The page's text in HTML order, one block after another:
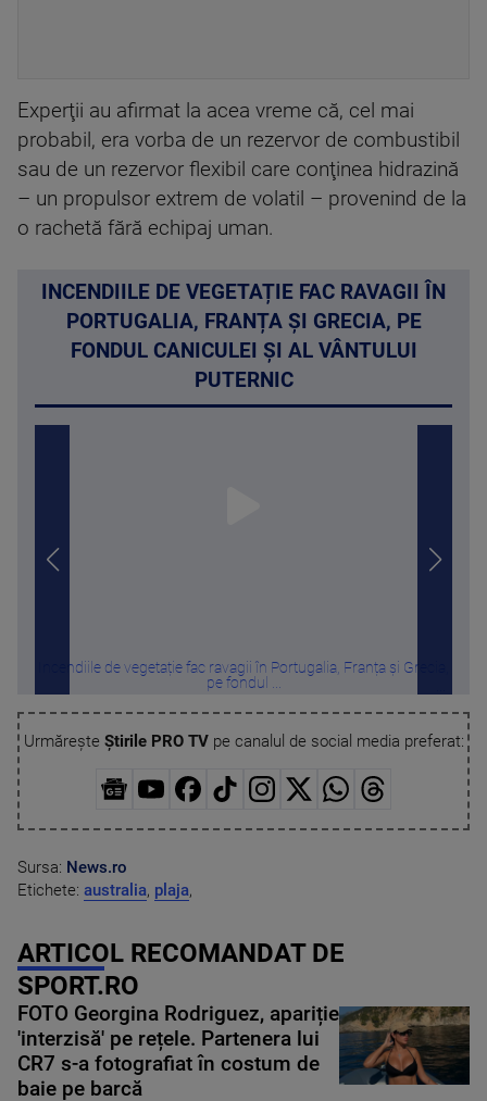
Experţii au afirmat la acea vreme că, cel mai
probabil, era vorba de un rezervor de combustibil
sau de un rezervor flexibil care conţinea hidrazină
– un propulsor extrem de volatil – provenind de la
o rachetă fără echipaj uman.
INCENDIILE DE VEGETAȚIE FAC RAVAGII ÎN
PORTUGALIA, FRANȚA ȘI GRECIA, PE
FONDUL CANICULEI ȘI AL VÂNTULUI
PUTERNIC
Incendiile de vegetație fac ravagii în Portugalia, Franța și Grecia,
pe fondul ...
Urmărește Știrile PRO TVpe canalul de social media preferat:
Sursa: News.ro
Etichete: australia, plaja,
ARTICOL RECOMANDAT DE
SPORT.RO
FOTO Georgina Rodriguez, apariție
'interzisă' pe rețele. Partenera lui
CR7 s-a fotografiat în costum de
baie pe barcă